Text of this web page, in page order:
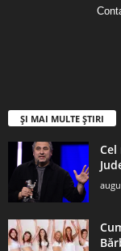
ȘI MAI MULTE ȘTIRI